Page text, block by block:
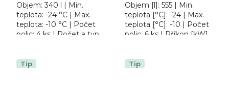
Objem: 340 l | Min.
teplota: -24 °C | Max.
teplota: -10 °C | Počet
polic: 4 ks | Počet a typ
osvětlení...
Objem [l]: 555 | Min.
teplota [°C]: -24 | Max.
teplota [°C]: -10 | Počet
polic: 6 ks | Příkon [kW]:
spotřeba: 818...
Tip Tip